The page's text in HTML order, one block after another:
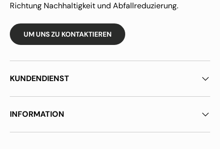
Richtung Nachhaltigkeit und Abfallreduzierung.
UM UNS ZU KONTAKTIEREN
KUNDENDIENST
INFORMATION